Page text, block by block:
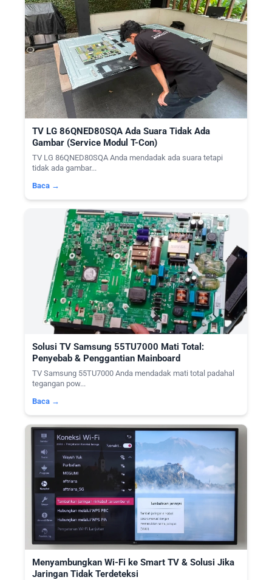
TV LG 86QNED80SQA Ada Suara Tidak Ada
Gambar (Service Modul T-Con)
TV LG 86QNED80SQA Anda mendadak ada suara tetapi
tidak ada gambar...
Baca →
Solusi TV Samsung 55TU7000 Mati Total:
Penyebab & Penggantian Mainboard
TV Samsung 55TU7000 Anda mendadak mati total padahal
tegangan pow...
Baca →
Menyambungkan Wi-Fi ke Smart TV & Solusi Jika
Jaringan Tidak Terdeteksi